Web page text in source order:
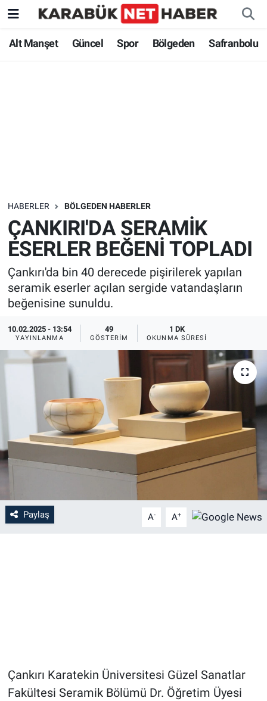
Alt Manşet Güncel Spor Bölgeden Safranbolu
HABERLER BÖLGEDEN HABERLER
ÇANKIRI'DA SERAMİK
ESERLER BEĞENİ TOPLADI
Çankırı'da bin 40 derecede pişirilerek yapılan
seramik eserler açılan sergide vatandaşların
beğenisine sunuldu.
10.02.2025 - 13:54
YAYINLANMA
49
GÖSTERIM
1 DK
OKUNMA SÜRESI
Paylaş A- A+
Çankırı Karatekin Üniversitesi Güzel Sanatlar
Fakültesi Seramik Bölümü Dr. Öğretim Üyesi